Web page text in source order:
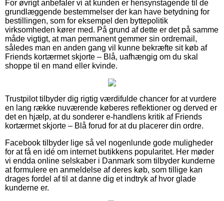
For øvrigt anbefaler vi at kunden er hensynstagende til de
grundlæggende bestemmelser der kan have betydning for
bestillingen, som for eksempel den byttepolitik
virksomheden kører med. På grund af dette er det på samme
måde vigtigt, at man permanent gemmer sin ordremail,
således man en anden gang vil kunne bekræfte sit køb af
Friends kortærmet skjorte – Blå, uafhængig om du skal
shoppe til en mand eller kvinde.
Trustpilot tilbyder dig rigtig værdifulde chancer for at vurdere
en lang række nuværende køberes reflektioner og derved er
det en hjælp, at du sonderer e-handlens kritik af Friends
kortærmet skjorte – Blå forud for at du placerer din ordre.
Facebook tilbyder lige så vel nogenlunde gode muligheder
for at få en idé om internet butikkens popularitet. Her møder
vi endda online selskaber i Danmark som tilbyder kunderne
at formulere en anmeldelse af deres køb, som tillige kan
drages fordel af til at danne dig et indtryk af hvor glade
kunderne er.